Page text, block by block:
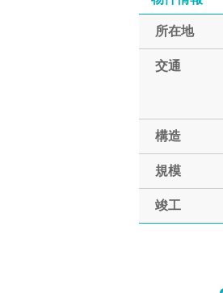
所在地
交通
構造
規模
竣工